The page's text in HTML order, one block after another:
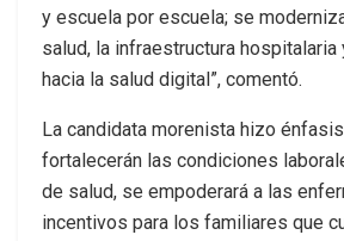
y escuela por escuela; se
salud, la infraestructura hospitalaria
hacia la salud digital”, comentó.
La candidata morenista hizo
fortalecerán las condiciones
de salud, se empoderará a las
incentivos para los familiares que